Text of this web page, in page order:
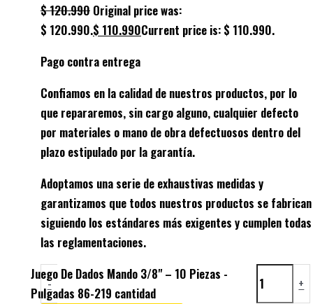
$120.990 Original price was:
$ 120.990.$ 110.990Current price is: $ 110.990.
Pago contra entrega
Confiamos en la calidad de nuestros productos, por lo
que repararemos, sin cargo alguno, cualquier defecto
por materiales o mano de obra defectuosos dentro del
plazo estipulado por la garantía.
Adoptamos una serie de exhaustivas medidas y
garantizamos que todos nuestros productos se fabrican
siguiendo los estándares más exigentes y cumplen todas
las reglamentaciones.
-
Juego De Dados Mando 3/8" – 10 Piezas -
Pulgadas 86-219 cantidad
+